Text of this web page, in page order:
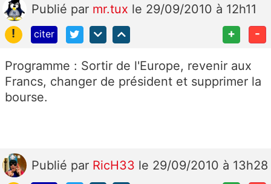
Publié par mr.tux le 29/09/2010 à 12h11
!
citer + -
Programme : Sortir de l'Europe, revenir aux
Francs, changer de président et supprimer la
bourse.
Publié par RicH33 le 29/09/2010 à 13h28